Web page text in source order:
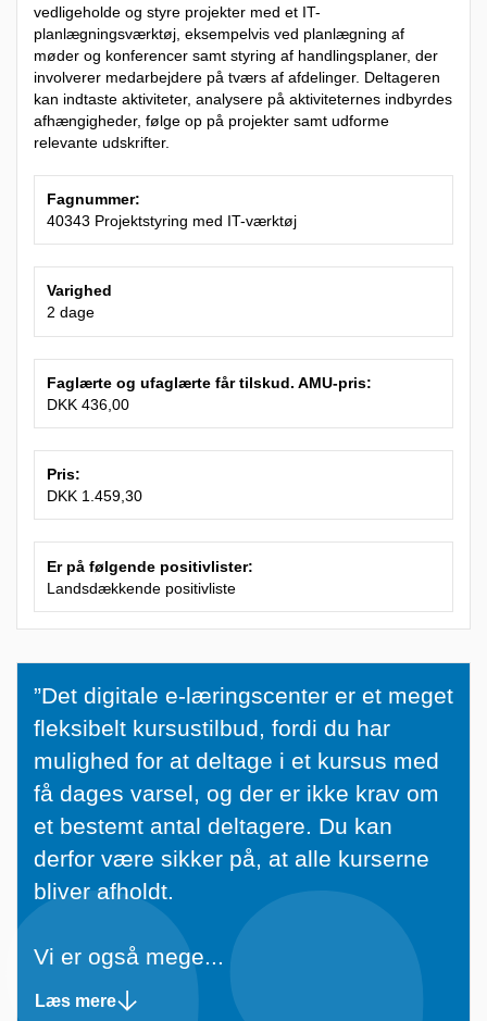
vedligeholde og styre projekter med et IT-
planlægningsværktøj, eksempelvis ved planlægning af
møder og konferencer samt styring af handlingsplaner, der
involverer medarbejdere på tværs af afdelinger. Deltageren
kan indtaste aktiviteter, analysere på aktiviteternes indbyrdes
afhængigheder, følge op på projekter samt udforme
relevante udskrifter.
Fagnummer:
40343 Projektstyring med IT-værktøj
Varighed
2 dage
Faglærte og ufaglærte får tilskud. AMU-pris:
DKK 436,00
Pris:
DKK 1.459,30
Er på følgende positivlister:
Landsdækkende positivliste
”Det digitale e-læringscenter er et meget
fleksibelt kursustilbud, fordi du har
mulighed for at deltage i et kursus med
få dages varsel, og der er ikke krav om
et bestemt antal deltagere. Du kan
derfor være sikker på, at alle kurserne
bliver afholdt.
Vi er også mege...
”
D
e
t
d
i
g
t
a
Læs mere